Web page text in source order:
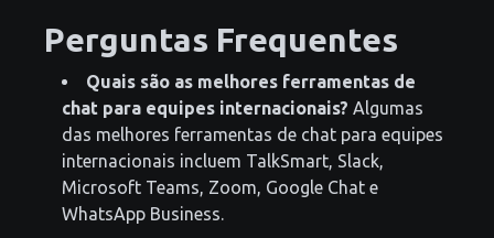
Perguntas Frequentes
Quais são as melhores ferramentas de
chat para equipes internacionais? Algumas
das melhores ferramentas de chat para equipes
internacionais incluem TalkSmart, Slack,
Microsoft Teams, Zoom, Google Chat e
WhatsApp Business.